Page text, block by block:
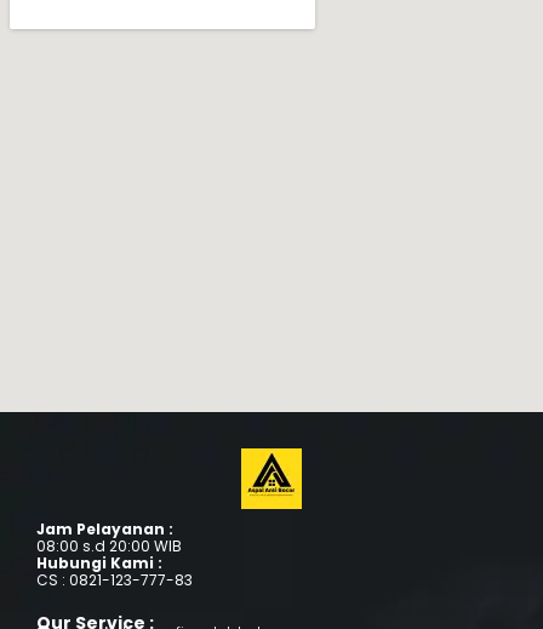
Jam Pelayanan :
08:00 s.d 20:00 WIB
Hubungi Kami :
CS : 0821-123-777-83
Our Service :